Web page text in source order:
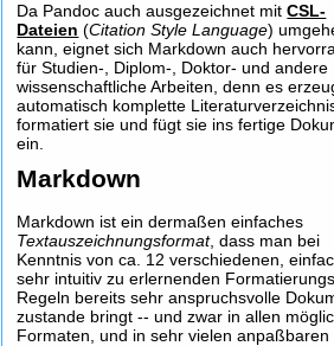
Da Pandoc auch ausgezeichnet mitCSL-
Dateien (Citation Style Language)
kann, eignet sich Markdown auch
für Studien-, Diplom-, Doktor- und andere
wissenschaftliche Arbeiten, denn es
automatisch komplette
formatiert sie und fügt sie ins fertige
ein.
Markdown
Markdown ist ein dermaßen einfaches
Textauszeichnungsformat, dass man bei
Kenntnis von ca. 12 verschiedenen,
sehr intuitiv zu erlernenden
Regeln bereits sehr anspruchsvolle
zustande bringt -- und zwar in allen
Formaten, und in sehr vielen anpaßbaren